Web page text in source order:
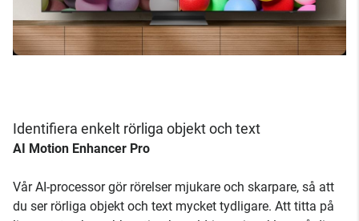
Identifiera enkelt rörliga objekt och text
AI Motion Enhancer Pro
Vår AI-processor gör rörelser mjukare och skarpare, så att
du ser rörliga objekt och text mycket tydligare. Att titta på